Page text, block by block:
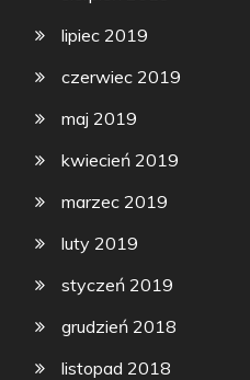
lipiec 2019
czerwiec 2019
maj 2019
kwiecień 2019
marzec 2019
luty 2019
styczeń 2019
grudzień 2018
listopad 2018